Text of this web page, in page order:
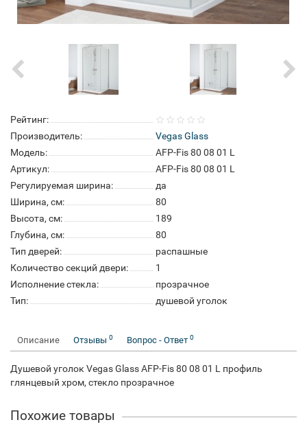
Рейтинг:
Производитель:
Vegas Glass
Модель:
AFP-Fis 80 08 01 L
Артикул:
AFP-Fis 80 08 01 L
Регулируемая ширина:
да
Ширина, см:
80
Высота, см:
189
Глубина, см:
80
Тип дверей:
распашные
Количество секций двери:
1
Исполнение стекла:
прозрачное
Тип:
душевой уголок
Описание Отзывы 0 Вопрос - Ответ 0
Душевой уголок Vegas Glass AFP-Fis 80 08 01 L профиль
глянцевый хром, стекло прозрачное
Похожие товары